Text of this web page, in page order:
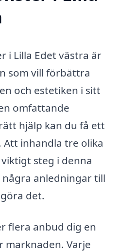
i Lilla Edet västra är
som vill förbättra
och estetiken i sitt
omfattande
hjälp kan du få ett
inhandla tre olika
steg i denna
anledningar till
det.
flera anbud dig en
Varje